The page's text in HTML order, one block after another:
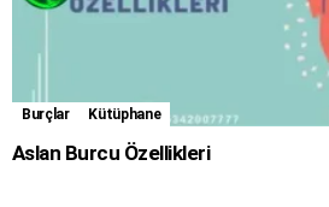
Burçlar Kütüphane
Aslan Burcu Özellikleri